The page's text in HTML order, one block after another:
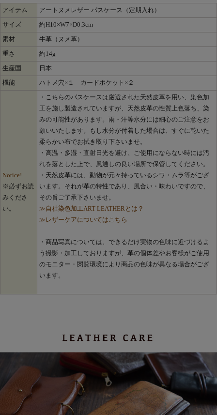
アイテム アートヌメレザー パスケース（定期入れ）
サイズ 約H10×W7×D0.3cm
素材 牛革（ヌメ革）
重さ 約14g
生産国 日本
機能 ハトメ穴×１ カードポケット×２
Notice!
※必ずお読
みくださ
い。
・こちらのパスケースは厳選された天然皮革を用い、染色加
工を施し製造されていますが、天然皮革の性質上色落ち、染
みの可能性があります。雨・汗等水分には細心のご注意をお
願いいたします。もし水分が付着した場合は、すぐに乾いた
柔らかい布でお拭き取り下さいませ。
・高温・多湿・直射日光を避け、ご使用にならない時には汚
れを落とした上で、風通しの良い場所で保管してください。
・天然皮革には、動物が元々持っているシワ・ムラ等がござ
います。それが革の特性であり、風合い・味わいですので、
その旨ご了承下さいませ。
≫自社染色加工ART LEATHERとは？
≫レザーケアについてはこちら
・商品写真については、できるだけ実物の色味に近づけるよ
う撮影・加工しておりますが、革の個体差やお客様がご使用
のモニター・閲覧環境により商品の色味が異なる場合がござ
います。